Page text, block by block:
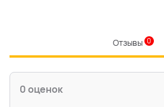
Отзывы 0
0 оценок